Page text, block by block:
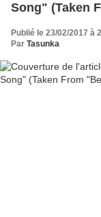
Song" (Taken
Publié le 23/02/2017 à
Par Tasunka